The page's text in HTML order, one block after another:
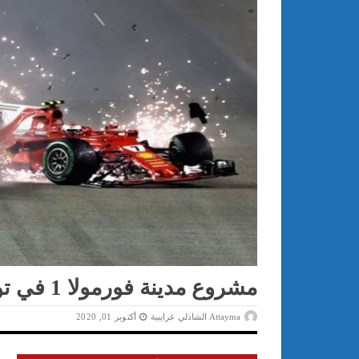
مشروع مدينة فورمولا 1 في تونس: الكلفة والنجاعة؟
Attayma الشاذلي عرايبية أكتوبر 01, 2020